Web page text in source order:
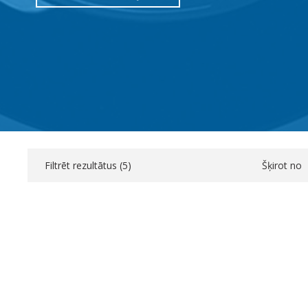
Filtrēt rezultātus (5) Šķirot no